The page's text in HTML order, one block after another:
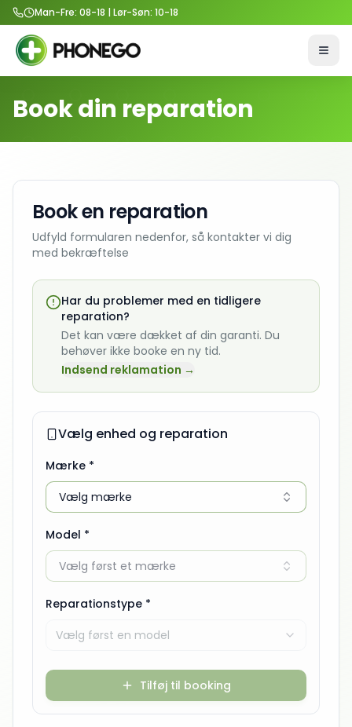
Man-Fre: 08-18 | Lør-Søn: 10-18
Åbn
Book din reparation
Book en reparation
Udfyld formularen nedenfor, så kontakter vi dig
med bekræftelse
Har du problemer med en tidligere
reparation?
Det kan være dækket af din garanti. Du
behøver ikke booke en ny tid.
Indsend reklamation →
Vælg enhed og reparation
Mærke *
Vælg mærke
Model *
Vælg først et mærke
Reparationstype *
Vælg først en model
Tilføj til booking